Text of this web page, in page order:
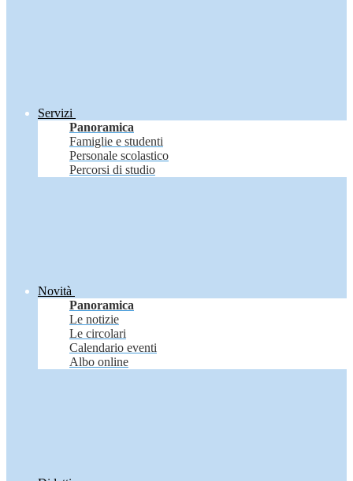
Servizi
Panoramica
Famiglie e studenti
Personale scolastico
Percorsi di studio
Novità
Panoramica
Le notizie
Le circolari
Calendario eventi
Albo online